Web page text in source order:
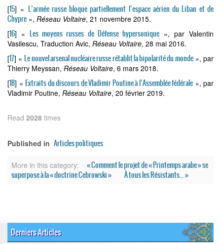
[15] « L’armée russe bloque partiellement l’espace aérien du Liban et de
Chypre », Réseau Voltaire, 21 novembre 2015.
[16] « Les moyens russes de Défense hypersonique», par Valentin
Vasilescu, Traduction Avic, Réseau Voltaire, 28 mai 2016.
[17] « Le nouvel arsenal nucléaire russe rétablit la bipolarité du monde», par
Thierry Meyssan, Réseau Voltaire, 6 mars 2018.
[18] « Extraits du discours de Vladimir Poutine à l’Assemblée fédérale », par
Vladimir Poutine, Réseau Voltaire, 20 février 2019.
Read 2028 times
Published in Articles politiques
More in this category:
« Comment le projet de « Printemps arabe » se
superpose à la « doctrine Cebrowski »
À tous les Résistants... »
Derniers Articles